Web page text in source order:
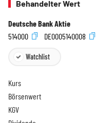
Behandelter Wert
Deutsche Bank Aktie
514000
DE0005140008
Watchlist
Kurs
Börsenwert
KGV